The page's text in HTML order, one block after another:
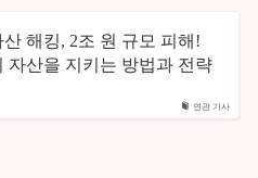
연관 기사
산 해킹, 2조 원 규모 피해!
자산을 지키는 방법과 전략